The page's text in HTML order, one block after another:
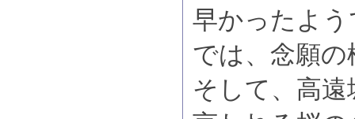
早かったよ
では、念願
そして、高